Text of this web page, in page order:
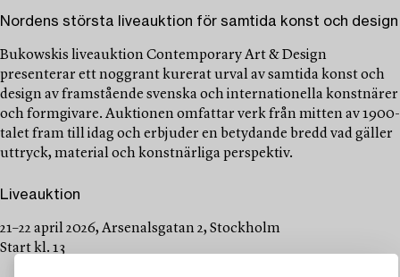
Nordens största liveauktion för samtida konst och design
Bukowskis liveauktion Contemporary Art & Design
presenterar ett noggrant kurerat urval av samtida konst och
design av framstående svenska och internationella konstnärer
och formgivare. Auktionen omfattar verk från mitten av 1900-
talet fram till idag och erbjuder en betydande bredd vad gäller
uttryck, material och konstnärliga perspektiv.
Liveauktion
21–22 april 2026, Arsenalsgatan 2, Stockholm
Start kl. 13